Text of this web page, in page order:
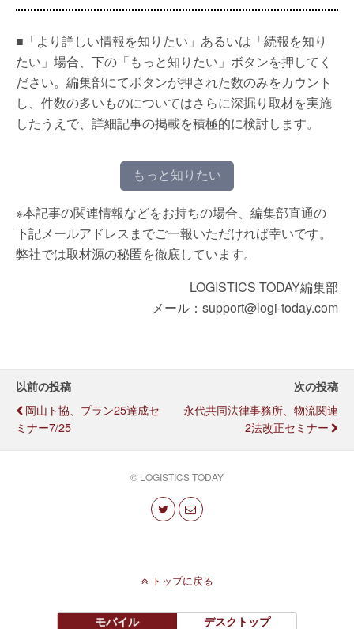
■「より詳しい情報を知りたい」あるいは「続報を知り
たい」場合、下の「もっと知りたい」ボタンを押してく
ださい。編集部にてボタンが押された数のみをカウント
し、件数の多いものについてはさらに深掘り取材を実施
したうえで、詳細記事の掲載を積極的に検討します。
もっと知りたい
※本記事の関連情報などをお持ちの場合、編集部直通の
下記メールアドレスまでご一報いただければ幸いです。
弊社では取材源の秘匿を徹底しています。
LOGISTICS TODAY編集部
メール：support@logi-today.com
以前の投稿
岡山ト協、プラン25達成セ
ミナー7/25
次の投稿
永代共同法律事務所、物流関連
2法改正セミナー
© LOGISTICS TODAY
トップに戻る
モバイル デスクトップ